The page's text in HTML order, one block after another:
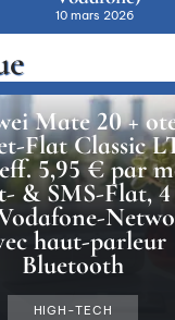
10 mars 2026
Mate 20 +
Flat Classic
5,95 € par
& SMS-Flat,
haut-parleur
Bluetooth
HIGH-TECH